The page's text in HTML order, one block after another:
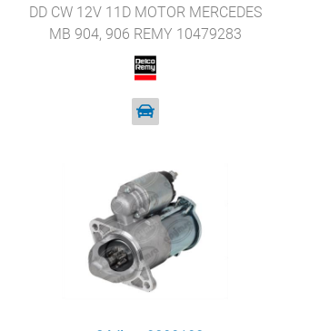
DD CW 12V 11D MOTOR MERCEDES
MB 904, 906 REMY 10479283